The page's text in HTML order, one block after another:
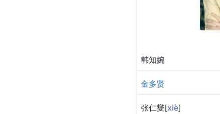
韩知婉
金多贤
张仁燮[xiè]